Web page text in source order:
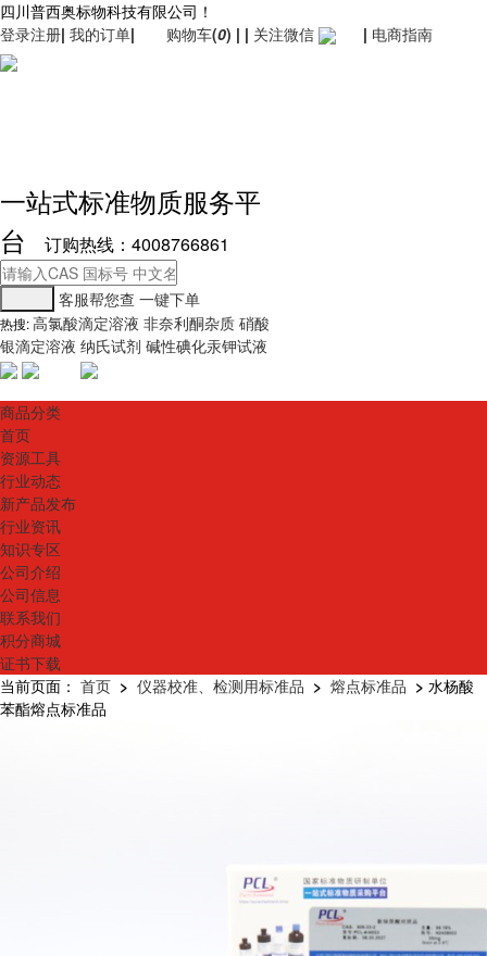
四川普西奥标物科技有限公司！
登录注册| 我的订单| 购物车(0) | | 关注微信 | 电商指南
一站式标准物质服务平
台
订购热线：4008766861
客服帮您查 一键下单
热搜:高氯酸滴定溶液 非奈利酮杂质 硝酸
银滴定溶液 纳氏试剂 碱性碘化汞钾试液
商品分类
首页
资源工具
行业动态
新产品发布
行业资讯
知识专区
公司介绍
公司信息
联系我们
积分商城
证书下载
当前页面： 首页 > 仪器校准、检测用标准品 > 熔点标准品 > 水杨酸
苯酯熔点标准品